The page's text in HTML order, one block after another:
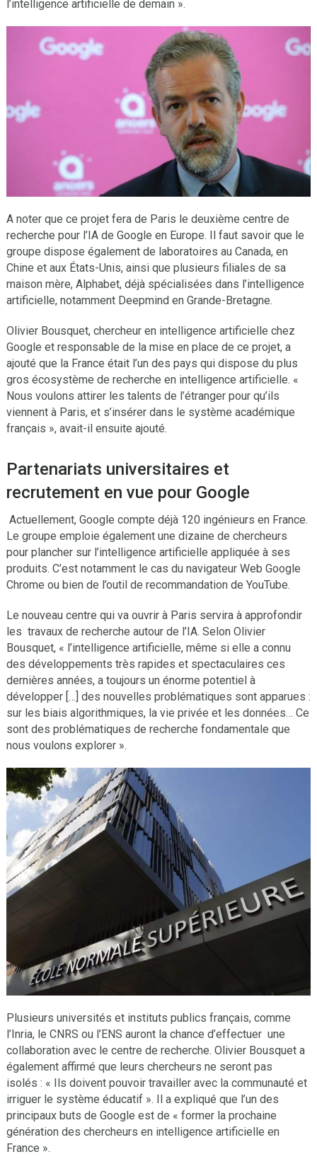
l’intelligence artificielle de demain ».
A noter que ce projet fera de Paris le deuxième centre de
recherche pour l’IA de Google en Europe. Il faut savoir que le
groupe dispose également de laboratoires au Canada, en
Chine et aux États-Unis, ainsi que plusieurs filiales de sa
maison mère, Alphabet, déjà spécialisées dans l’intelligence
artificielle, notamment Deepmind en Grande-Bretagne.
Olivier Bousquet, chercheur en intelligence artificielle chez
Google et responsable de la mise en place de ce projet, a
ajouté que la France était l’un des pays qui dispose du plus
gros écosystème de recherche en intelligence artificielle. «
Nous voulons attirer les talents de l’étranger pour qu’ils
viennent à Paris, et s’insérer dans le système académique
français », avait-il ensuite ajouté.
Partenariats universitaires et
recrutement en vue pour Google
Actuellement, Google compte déjà 120 ingénieurs en France.
Le groupe emploie également une dizaine de chercheurs
pour plancher sur l’intelligence artificielle appliquée à ses
produits. C’est notamment le cas du navigateur Web Google
Chrome ou bien de l’outil de recommandation de YouTube.
Le nouveau centre qui va ouvrir à Paris servira à approfondir
les travaux de recherche autour de l’IA. Selon Olivier
Bousquet, « l’intelligence artificielle, même si elle a connu
des développements très rapides et spectaculaires ces
dernières années, a toujours un énorme potentiel à
développer […] des nouvelles problématiques sont apparues :
sur les biais algorithmiques, la vie privée et les données… Ce
sont des problématiques de recherche fondamentale que
nous voulons explorer ».
Plusieurs universités et instituts publics français, comme
l’Inria, le CNRS ou l’ENS auront la chance d’effectuer une
collaboration avec le centre de recherche. Olivier Bousquet a
également affirmé que leurs chercheurs ne seront pas
isolés : « Ils doivent pouvoir travailler avec la communauté et
irriguer le système éducatif ». Il a expliqué que l’un des
principaux buts de Google est de « former la prochaine
génération des chercheurs en intelligence artificielle en
France ».